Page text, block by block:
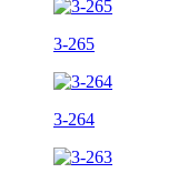
3-265
3-264